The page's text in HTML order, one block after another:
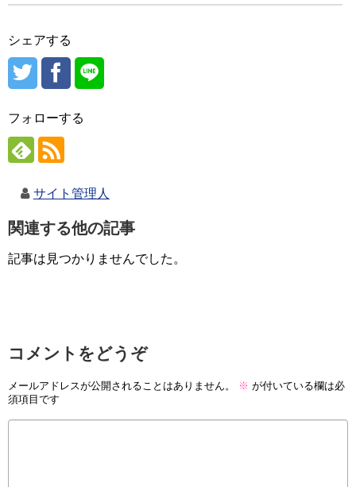
シェアする
フォローする
サイト管理人
関連する他の記事
記事は見つかりませんでした。
コメントをどうぞ
メールアドレスが公開されることはありません。 ※ が付いている欄は必
須項目です